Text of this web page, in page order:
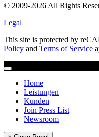
© 2009-2026 All Rights
Legal
This site is protected by
Policy and Terms of Service
Home
Leistungen
Kunden
Join Press List
Newsroom